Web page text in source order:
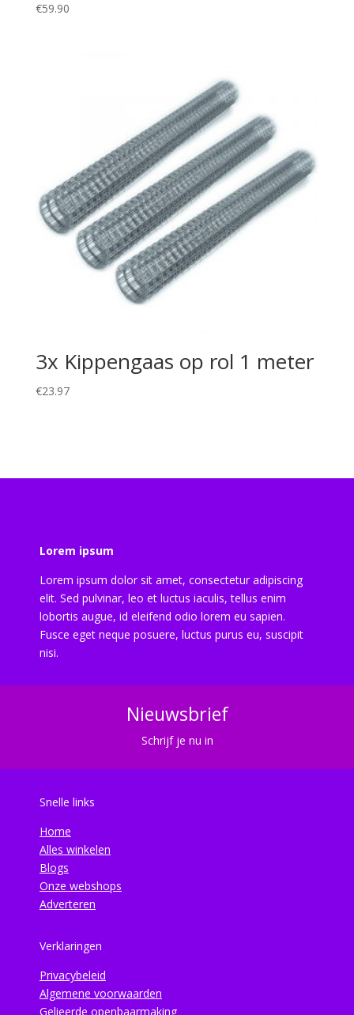
€59.90
3x Kippengaas op rol 1 meter
€23.97
Lorem ipsum
Lorem ipsum dolor sit amet, consectetur adipiscing
elit. Sed pulvinar, leo et luctus iaculis, tellus enim
lobortis augue, id eleifend odio lorem eu sapien.
Fusce eget neque posuere, luctus purus eu, suscipit
nisi.
Nieuwsbrief
Schrijf je nu in
Snelle links
Home
Alles winkelen
Blogs
Onze webshops
Adverteren
Verklaringen
Privacybeleid
Algemene voorwaarden
Gelieerde openbaarmaking